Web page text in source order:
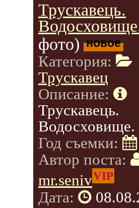
Трускавець.
фото) новое
Категория:
Трускавец
Описание:
Трускавець.
Водосховище.
Год съемки:
Автор поста:
mr.senivVIP
Дата: